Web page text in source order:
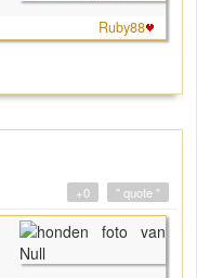
Ruby88
" quote "
+0